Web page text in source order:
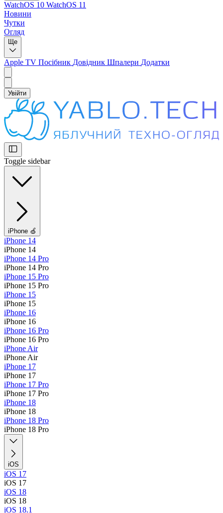
WatchOS 10 WatchOS 11
Новини
Чутки
Огляд
Ще
Apple TV Посібник Довідник Шпалери Додатки
Увійти
Toggle sidebar
iPhone 🍏
iPhone 14
iPhone 14
iPhone 14 Pro
iPhone 14 Pro
iPhone 15 Pro
iPhone 15 Pro
iPhone 15
iPhone 15
iPhone 16
iPhone 16
iPhone 16 Pro
iPhone 16 Pro
iPhone Air
iPhone Air
iPhone 17
iPhone 17
iPhone 17 Pro
iPhone 17 Pro
iPhone 18
iPhone 18
iPhone 18 Pro
iPhone 18 Pro
iOS
iOS 17
iOS 17
iOS 18
iOS 18
iOS 18.1